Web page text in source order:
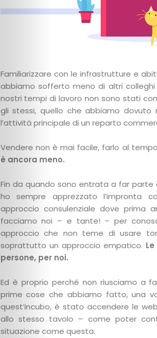
Familiarizzare con le infrastrutture e
abbiamo sofferto meno di altri
nostri tempi di lavoro non sono stati
gli stessi, quello che abbiamo dovuto
l’attività principale di un reparto
Vendere non è mai facile, farlo al
è ancora meno.
Fin da quando sono entrata a far
ho sempre apprezzato l’impronta
approccio consulenziale dove prima
facciamo noi – e tante! – per
approccio che non teme di usare
soprattutto un approccio empatico.
persone, per noi.
Ed è proprio perché non riusciamo a
prime cose che abbiamo fatto, una
quest’incubo, è stato accendere le
allo stesso tavolo – come poter
situazione come questa.